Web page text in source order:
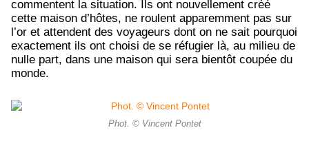
commentent la situation. Ils ont nouvellement créé
cette maison d’hôtes, ne roulent apparemment pas sur
l’or et attendent des voyageurs dont on ne sait pourquoi
exactement ils ont choisi de se réfugier là, au milieu de
nulle part, dans une maison qui sera bientôt coupée du
monde.
Phot. © Vincent Pontet